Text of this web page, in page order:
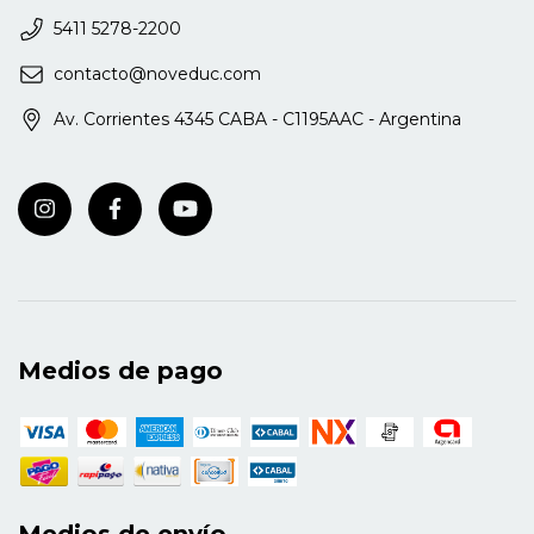
Facultad de Filosofía y Letras, UBA.
5411 5278-2200
contacto@noveduc.com
Av. Corrientes 4345 CABA - C1195AAC - Argentina
Medios de pago